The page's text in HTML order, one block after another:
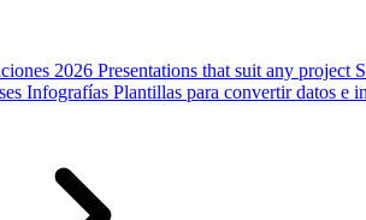
2026 Presentations that suit any project
Infografías Plantillas para convertir datos e